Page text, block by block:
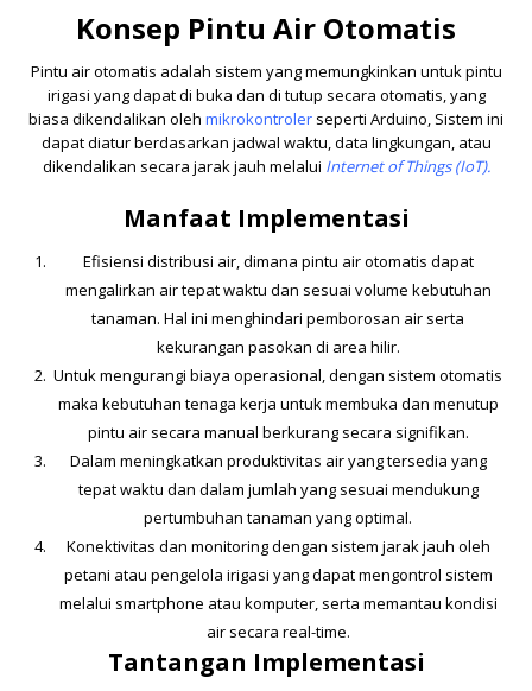
Konsep Pintu Air Otomatis
Pintu air otomatis adalah sistem yang memungkinkan untuk pintu
irigasi yang dapat di buka dan di tutup secara otomatis, yang
biasa dikendalikan oleh mikrokontroler seperti Arduino, Sistem ini
dapat diatur berdasarkan jadwal waktu, data lingkungan, atau
dikendalikan secara jarak jauh melalui Internet of Things (IoT).
Manfaat Implementasi
Efisiensi distribusi air, dimana pintu air otomatis dapat
mengalirkan air tepat waktu dan sesuai volume kebutuhan
tanaman. Hal ini menghindari pemborosan air serta
kekurangan pasokan di area hilir.
Untuk mengurangi biaya operasional, dengan sistem otomatis
maka kebutuhan tenaga kerja untuk membuka dan menutup
pintu air secara manual berkurang secara signifikan.
Dalam meningkatkan produktivitas air yang tersedia yang
tepat waktu dan dalam jumlah yang sesuai mendukung
pertumbuhan tanaman yang optimal.
Konektivitas dan monitoring dengan sistem jarak jauh oleh
petani atau pengelola irigasi yang dapat mengontrol sistem
melalui smartphone atau komputer, serta memantau kondisi
air secara real-time.
Tantangan Implementasi